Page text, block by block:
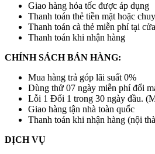
Giao hàng hỏa tốc được áp dụng
Thanh toán thẻ tiền mặt hoặc
Thanh toán cà thẻ miễn phí tại
Thanh toán khi nhận hàng
CHÍNH SÁCH BÁN HÀNG:
Mua hàng trả góp lãi suất 0%
Dùng thử 07 ngày miễn phí đổi
Lỗi 1 Đổi 1 trong 30 ngày đầu.
Giao hàng tận nhà toàn quốc
Thanh toán khi nhận hàng (nội
DỊCH VỤ